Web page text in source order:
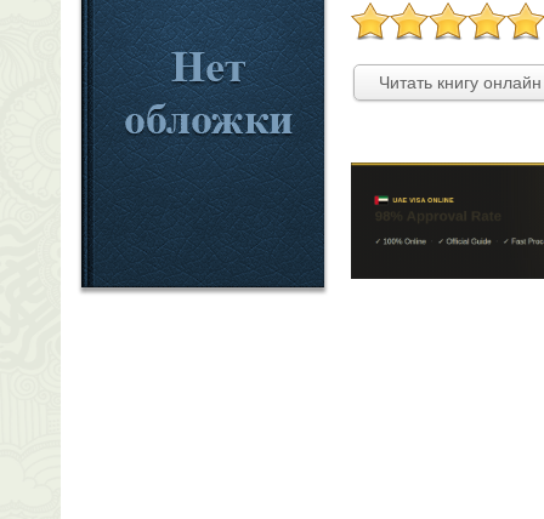
Читать книгу